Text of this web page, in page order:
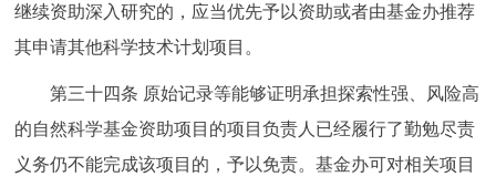
继续资助深入研究的，应当优先予以资助或者由基金办推荐
其申请其他科学技术计划项目。
第三十四条 原始记录等能够证明承担探索性强、风险高
的自然科学基金资助项目的项目负责人已经履行了勤勉尽责
义务仍不能完成该项目的，予以免责。基金办可对相关项目